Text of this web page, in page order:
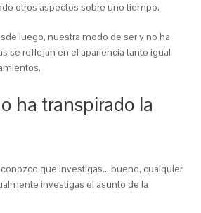
otros aspectos sobre uno tiempo.
luego, nuestra modo de ser y no ha
se reflejan en el apariencia tanto igual
ha transpirado la
que investigas… bueno, cualquier
investigas el asunto de la